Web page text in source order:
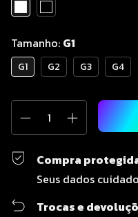
Tamanho: G1
G1 G2 G3 G4
Compra
Seus dados
Trocas e